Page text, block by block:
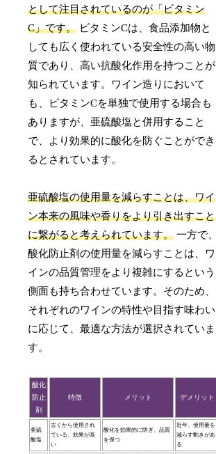
として注目されているのが「ビタミン
C」です。 ビタミンCは、食品添加物と
しても広く使われている安全性の高い物
質であり、高い抗酸化作用を持つことが
知られています。ワイン造りにおいて
も、ビタミンCを単独で使用する場合も
ありますが、亜硫酸塩と併用すること
で、より効果的に酸化を防ぐことができ
るとされています。
亜硫酸塩の使用量を減らすことは、ワイ
ン本来の風味や香りをより引き出すこと
に繋がると考えられています。 一方で、
酸化防止剤の使用量を減らすことは、ワ
インの品質管理をより複雑にするという
側面も持ち合わせています。そのため、
それぞれのワインの特性や目指す味わい
に応じて、最適な方法が選択されていま
す。
酸化
防止
剤
特徴 メリット デメリット
亜硫
酸塩
古くから使用され
ている、効果が高
い
酸化を効果的に防ぎ、品質
を保つ
近年、使用量を
減らす動きがあ
る